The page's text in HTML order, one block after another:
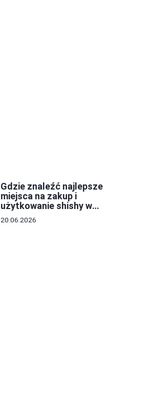
Gdzie znaleźć najlepsze
miejsca na zakup i
użytkowanie shishy w
Krakowie?
20.06.2026